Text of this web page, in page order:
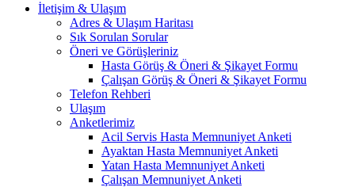
İletişim & Ulaşım
Adres & Ulaşım Haritası
Sık Sorulan Sorular
Öneri ve Görüşleriniz
Hasta Görüş & Öneri & Şikayet Formu
Çalışan Görüş & Öneri & Şikayet Formu
Telefon Rehberi
Ulaşım
Anketlerimiz
Acil Servis Hasta Memnuniyet Anketi
Ayaktan Hasta Memnuniyet Anketi
Yatan Hasta Memnuniyet Anketi
Çalışan Memnuniyet Anketi